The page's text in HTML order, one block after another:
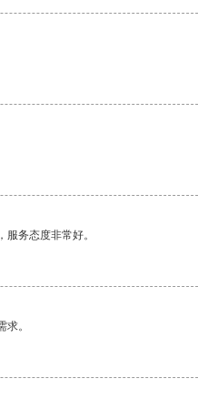
务态度非常好。
。